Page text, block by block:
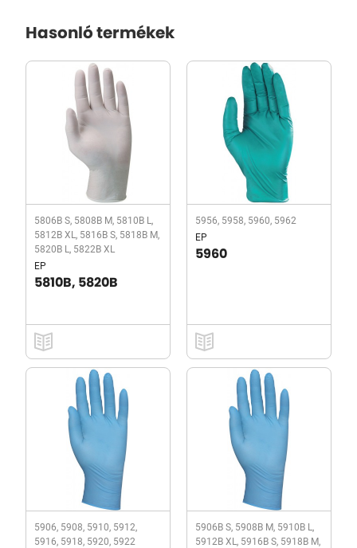
Hasonló termékek
5806B S, 5808B M, 5810B L,
5812B XL, 5816B S, 5818B M,
5820B L, 5822B XL
EP
5810B, 5820B
5956, 5958, 5960, 5962
EP
5960
5906, 5908, 5910, 5912,
5916, 5918, 5920, 5922
5906B S, 5908B M, 5910B L,
5912B XL, 5916B S, 5918B M,